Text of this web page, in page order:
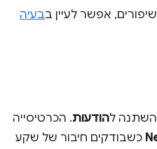
אפשר לעיין בבעיה
השתנה להודעות. הכרטיסייה
כשבודקים חיבור של שקע